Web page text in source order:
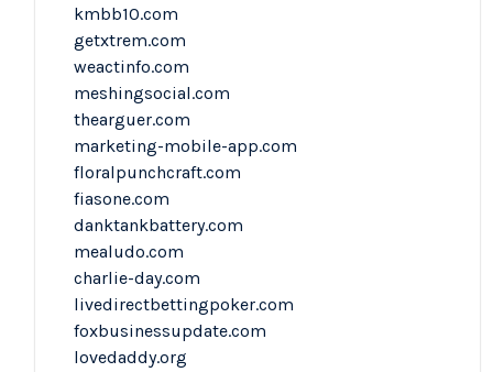
kmbb10.com
getxtrem.com
weactinfo.com
meshingsocial.com
thearguer.com
marketing-mobile-app.com
floralpunchcraft.com
fiasone.com
danktankbattery.com
mealudo.com
charlie-day.com
livedirectbettingpoker.com
foxbusinessupdate.com
lovedaddy.org